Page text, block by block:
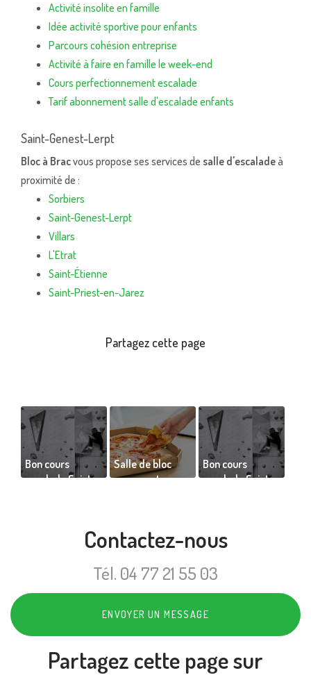
Activité insolite en famille
Idée activité sportive pour enfants
Parcours cohésion entreprise
Activité à faire en famille le week-end
Cours perfectionnement escalade
Tarif abonnement salle d'escalade enfants
Saint-Genest-Lerpt
Bloc à Bracvous propose ses services de salle d'escaladeà
proximité de :
Sorbiers
Saint-Genest-Lerpt
Villars
L'Etrat
Saint-Étienne
Saint-Priest-en-Jarez
Bon cours
escalade Saint-
Salle de bloc
proposant
Bon cours
escalade Saint-
Contactez-nous
Tél. 04 77 21 55 03
ENVOYER UN MESSAGE
Partagez cette page sur